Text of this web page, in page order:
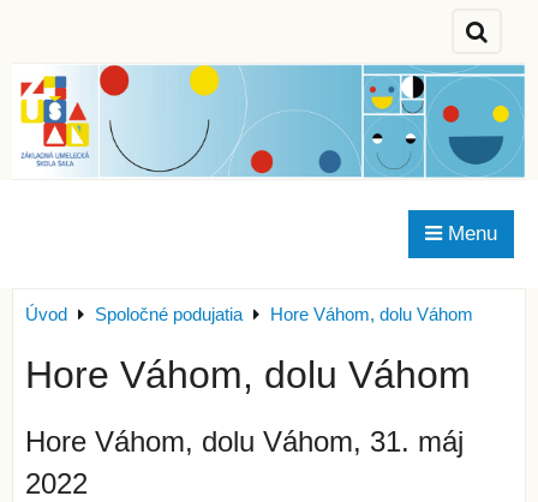
Menu
Úvod Spoločné podujatia Hore Váhom, dolu Váhom
Hore Váhom, dolu Váhom
Hore Váhom, dolu Váhom, 31. máj
2022